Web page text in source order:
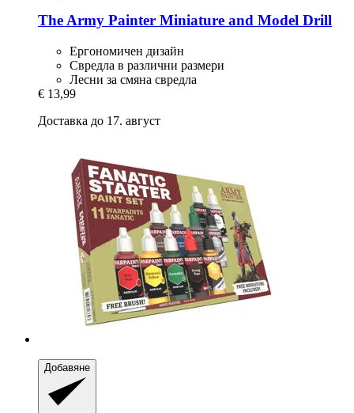
The Army Painter Miniature and Model Drill
Ергономичен дизайн
Свредла в различни размери
Лесни за смяна свредла
€ 13,99
Доставка до 17. август
Добавяне